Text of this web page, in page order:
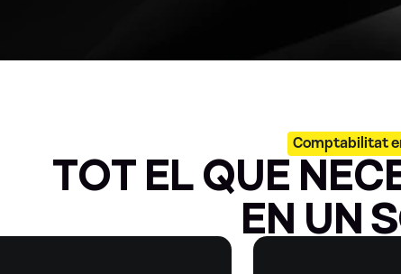
Comptabilitat
TOT EL QUE
EN UN